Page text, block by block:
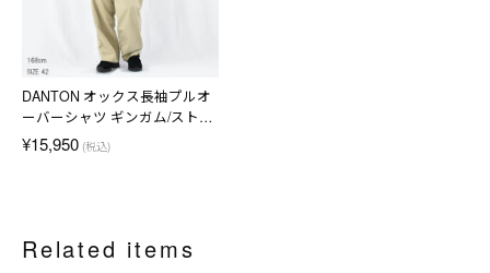
DANTON オックス長袖プルオ
ーバーシャツ ギンガム/ストラ
イプ MEN
¥15,950 (税込)
Related items